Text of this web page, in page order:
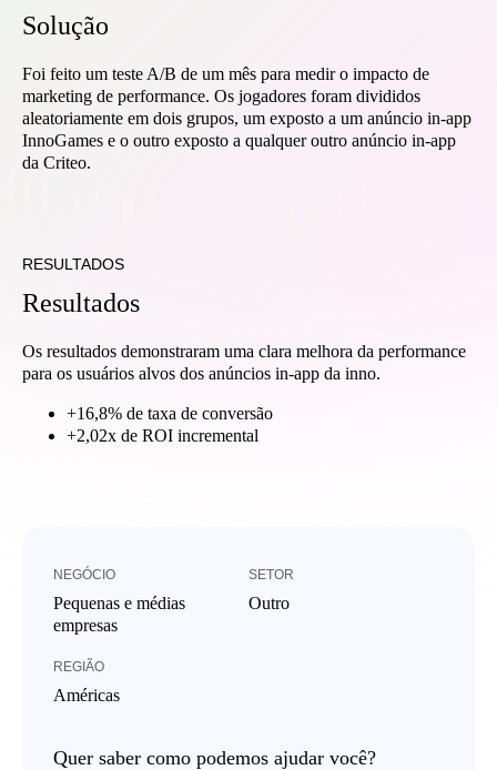
NEGÓCIO
Pequenas e médias
empresas
SETOR
Outro
REGIÃO
Américas
Quer saber como podemos ajudar você?
Solução
Foi feito um teste A/B de um mês para medir o impacto de
marketing de performance. Os jogadores foram divididos
aleatoriamente em dois grupos, um exposto a um anúncio in-app
InnoGames e o outro exposto a qualquer outro anúncio in-app
da Criteo.
RESULTADOS
Resultados
Os resultados demonstraram uma clara melhora da performance
para os usuários alvos dos anúncios in-app da inno.
+16,8% de taxa de conversão
+2,02x de ROI incremental